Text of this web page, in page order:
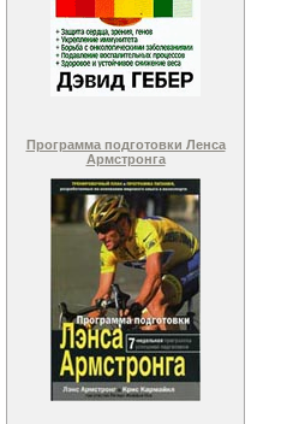
Программа подготовки Ленса
Армстронга